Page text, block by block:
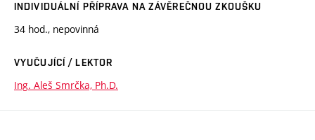
INDIVIDUÁLNÍ PŘÍPRAVA NA ZÁVĚREČNOU ZKOUŠKU
34 hod., nepovinná
VYUČUJÍCÍ / LEKTOR
Ing. Aleš Smrčka, Ph.D.